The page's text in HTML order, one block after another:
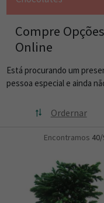
Compre
Online
Está procurando um
pessoa especial e ainda
Ordernar
Encontramos